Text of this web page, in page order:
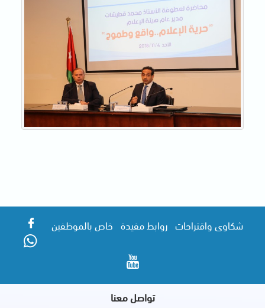
شكاوى واقتراحات روابط مفيدة خاص بالموظفين
تواصل معنا